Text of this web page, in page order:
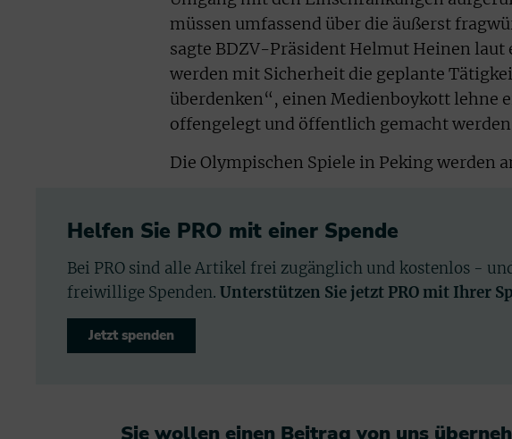
müssen umfassend über die äußerst
sagte BDZV-Präsident Helmut Heinen
werden mit Sicherheit die geplante
überdenken“, einen Medienboykott lehne
offengelegt und öffentlich gemacht
Die Olympischen Spiele in Peking werden
Helfen Sie PRO mit einer Spende
Bei PRO sind alle Artikel frei zugänglich und kostenlos -
freiwillige Spenden. Unterstützen Sie jetzt PRO mit Ihrer
Jetzt spenden
Sie wollen einen Beitrag von uns